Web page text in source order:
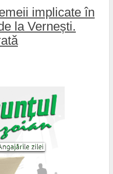
implicate în
la Vernești.